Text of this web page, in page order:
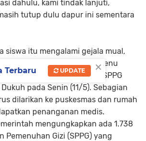
dahulu, kami tindak lanjuti,
tutup dulu dapur ini sementara
siswa itu mengalami gejala mual,
setelah menyantap menu
yang diproduksi SPPG
pada Senin (11/5). Sebagian
dilarikan ke puskesmas dan rumah
penanganan medis.
mengungkapkan ada 1.738
Pemenuhan Gizi (SPPG) yang
×
Terbaru UPDATE